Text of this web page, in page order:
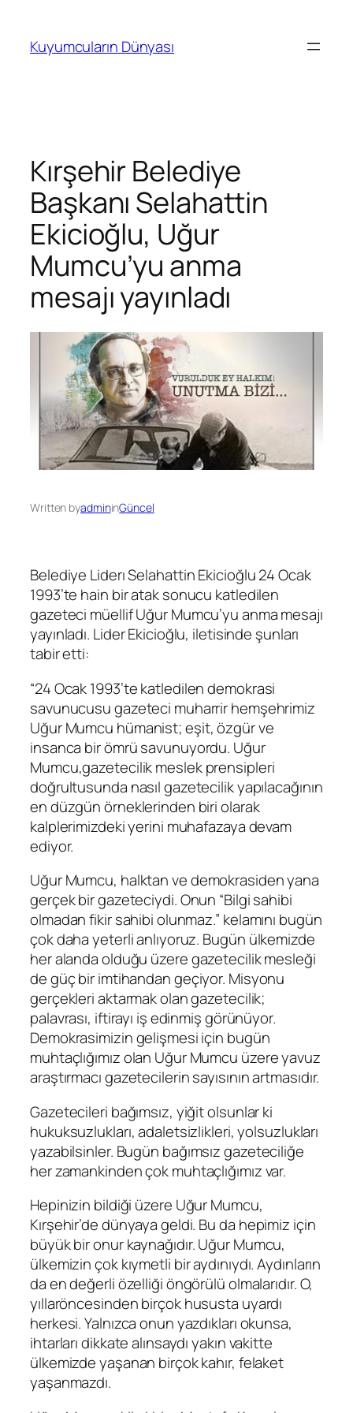
Kuyumcuların Dünyası
Kırşehir Belediye
Başkanı Selahattin
Ekicioğlu, Uğur
Mumcu’yu anma
mesajı yayınladı
Written byadmininGüncel
Belediye LiderıSelahattin Ekicioğlu 24 Ocak
1993’te hain bir atak sonucu katledilen
gazeteci müellifUğur Mumcu’yu anma mesajı
yayınladı. Lider Ekicioğlu, iletisinde şunları
tabir etti:
“24 Ocak 1993’te katledilen demokrasi
savunucusu gazeteci muharrir hemşehrimiz
Uğur Mumcu hümanist; eşit, özgür ve
insanca bir ömrüsavunuyordu. Uğur
Mumcu,gazetecilik meslek prensipleri
doğrultusunda nasıl gazetecilik yapılacağının
en düzgün örneklerinden biri olarak
kalplerimizdeki yerini muhafazaya devam
ediyor.
Uğur Mumcu, halktan ve demokrasiden yana
gerçek bir gazeteciydi.Onun “Bilgi sahibi
olmadan fikir sahibi olunmaz.” kelamını bugün
çok daha yeterli anlıyoruz. Bugün ülkemizde
her alanda olduğu üzeregazetecilikmesleği
degüç bir imtihandan geçiyor. Misyonu
gerçekleri aktarmak olan gazetecilik;
palavrası, iftirayı iş edinmiş görünüyor.
Demokrasimizin gelişmesi için bugün
muhtaçlığımız olan Uğur Mumcu üzereyavuz
araştırmacıgazetecilerinsayısının artmasıdır.
Gazetecileri bağımsız, yiğit olsunlarki
hukuksuzlukları, adaletsizlikleri, yolsuzlukları
yazabilsinler. Bugün bağımsız gazeteciliğe
her zamankinden çok muhtaçlığımız var.
Hepinizin bildiği üzere Uğur Mumcu,
Kırşehir’de dünyaya geldi. Bu da hepimiz için
büyük bir onurkaynağıdır.Uğur Mumcu,
ülkemizinçok kıymetli bir aydınıydı. Aydınların
daen değerli özelliği öngörülü olmalarıdır. O,
yıllaröncesinden birçok hususta uyardı
herkesi. Yalnızca onun yazdıkları okunsa,
ihtarları dikkate alınsaydı yakın vakitte
ülkemizde yaşanan birçok kahır, felaket
yaşanmazdı.